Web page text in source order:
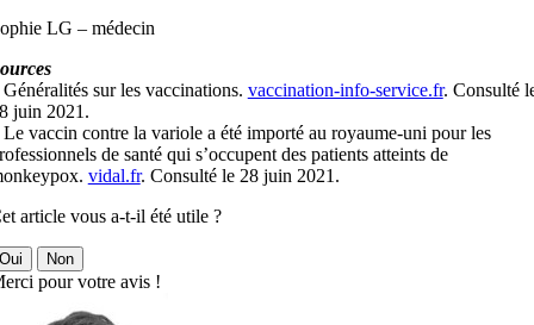
LG – médecin
sur les vaccinations. vaccination-info-service.fr. Consulté
juin 2021.
vaccin contre la variole a été importé au royaume-uni pour les
de santé qui s’occupent des patients atteints de
vidal.fr. Consulté le 28 juin 2021.
article vous a-t-il été utile ?
Non
pour votre avis !